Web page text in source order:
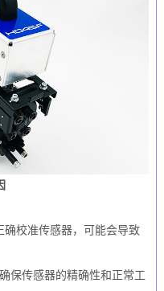
校准传感器，可能会导致
保传感器的精确性和正常工